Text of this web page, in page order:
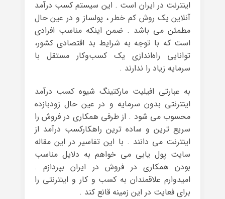
اینترنت در ایران است . این سیستم کسب درآمد
آنلاین یک روش کم خطر ، پولساز و در عین حال
مطمئن می باشد . ضمن اینکه مناسب افرادی
است که با توجه به شرایط بد اقتصادی کشور،
توانایی راه‌اندازی یک کسب‌و‌کار مستقل با
سرمایه‌ زیاد را ندارند .
به عبارتی افیلیت مارکتینگ شیوه کسب درآمد
اینترنتی بدون سرمایه و در عین حال زودبازده
محسوب می شود . از طرفی همکاری در فروش را
سریع ترین و ساده ترین راهکارکسب درآمد از
اینترنت می دانند . با این تفاسیر در این مقاله
سایت پول یابی می خواهم به دلایل مناسب
بودن همکاری در فروش در ایران بپردازم .
امیدوارم علاقمندان به کسب و کار و اینترنتی را
برای فعایت در این زمینه قانع کند .